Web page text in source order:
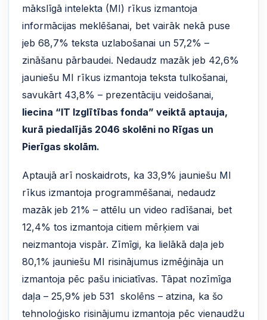
mākslīgā intelekta (MI) rīkus izmantoja
informācijas meklēšanai, bet vairāk nekā puse
jeb 68,7% teksta uzlabošanai un 57,2% –
zināšanu pārbaudei. Nedaudz mazāk jeb 42,6%
jauniešu MI rīkus izmantoja teksta tulkošanai,
savukārt 43,8% – prezentāciju veidošanai,
liecina “IT Izglītības fonda” veiktā aptauja,
kurā piedalījās 2046 skolēni no Rīgas un
Pierīgas skolām.
Aptaujā arī noskaidrots, ka 33,9% jauniešu MI
rīkus izmantoja programmēšanai, nedaudz
mazāk jeb 21% – attēlu un video radīšanai, bet
12,4% tos izmantoja citiem mērķiem vai
neizmantoja vispār. Zīmīgi, ka lielākā daļa jeb
80,1% jauniešu MI risinājumus izmēģināja un
izmantoja pēc pašu iniciatīvas. Tāpat nozīmīga
daļa – 25,9% jeb 531 skolēns – atzina, ka šo
tehnoloģisko risinājumu izmantoja pēc vienaudžu